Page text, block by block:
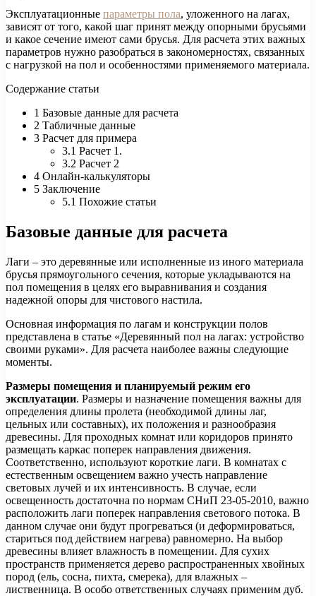
Эксплуатационные параметры пола, уложенного на лагах,
зависят от того, какой шаг принят между опорными брусьями
и какое сечение имеют сами брусья. Для расчета этих важных
параметров нужно разобраться в закономерностях, связанных
с нагрузкой на пол и особенностями применяемого материала.
Содержание статьи
1 Базовые данные для расчета
2 Табличные данные
3 Расчет для примера
3.1 Расчет 1.
3.2 Расчет 2
4 Онлайн-калькуляторы
5 Заключение
5.1 Похожие статьи
Базовые данные для расчета
Лаги – это деревянные или исполненные из иного материала
брусья прямоугольного сечения, которые укладываются на
пол помещения в целях его выравнивания и создания
надежной опоры для чистового настила.
Основная информация по лагам и конструкции полов
представлена в статье «Деревянный пол на лагах: устройство
своими руками». Для расчета наиболее важны следующие
моменты.
Размеры помещения и планируемый режим его
эксплуатации. Размеры и назначение помещения важны для
определения длины пролета (необходимой длины лаг,
цельных или составных), их положения и разнообразия
древесины. Для проходных комнат или коридоров принято
размещать каркас поперек направления движения.
Соответственно, используют короткие лаги. В комнатах с
естественным освещением важно учесть направление
световых лучей и их интенсивность. В случае, если
освещенность достаточна по нормам СНиП 23-05-2010, важно
расположить лаги поперек направления светового потока. В
данном случае они будут прогреваться (и деформироваться,
стариться под действием нагрева) равномерно. На выбор
древесины влияет влажность в помещении. Для сухих
пространств применяется дерево распространенных хвойных
пород (ель, сосна, пихта, смерека), для влажных –
лиственница. В особо ответственных случаях применим дуб.